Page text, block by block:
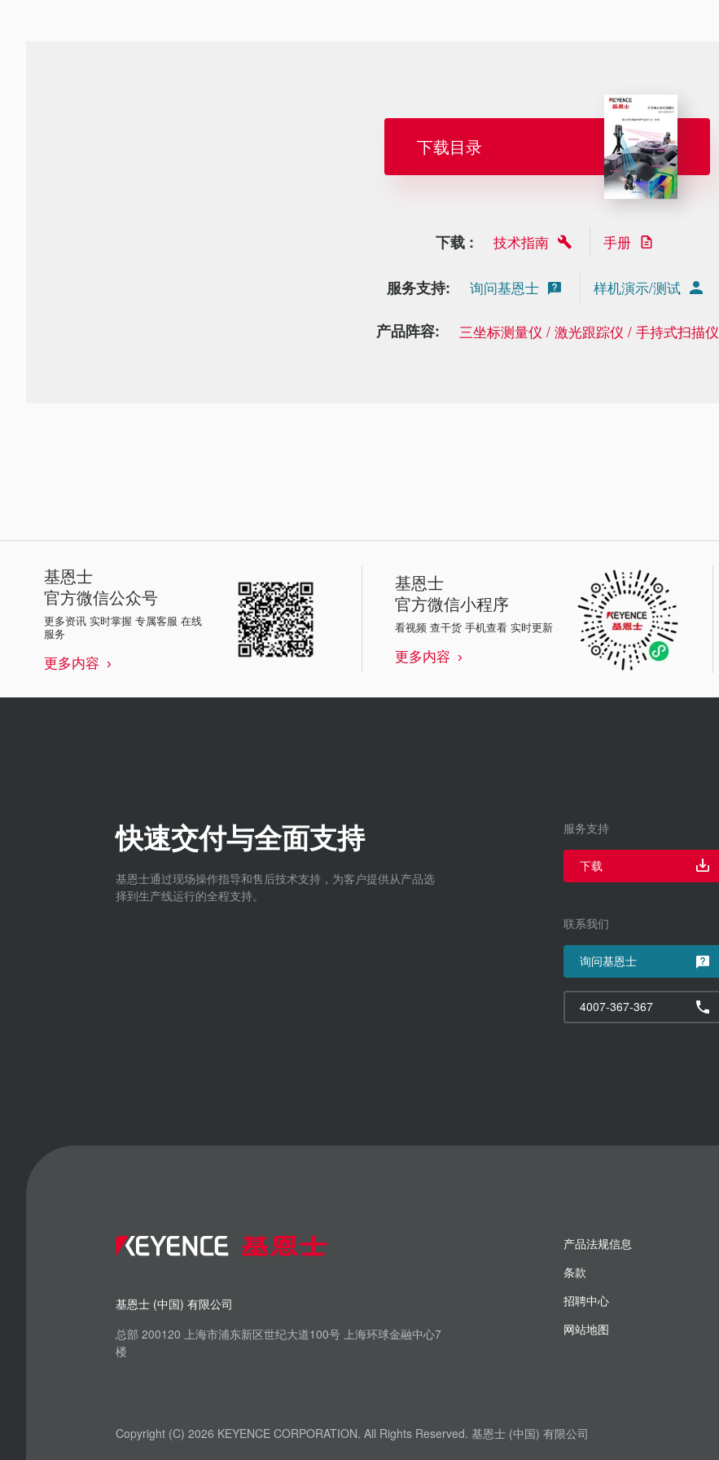
下载目录
下载 : 技术指南 手册
服务支持: 询问基恩士 样机演示/测试
产品阵容: 三坐标测量仪 / 激光跟踪仪 / 手持式扫描仪
基恩士
官方微信公众号
更多资讯 实时掌握 专属客服 在线
服务
更多内容
基恩士
官方微信小程序
看视频 查干货 手机查看 实时更新
更多内容
快速交付与全面支持
基恩士通过现场操作指导和售后技术支持，为客户提供从产品选
择到生产线运行的全程支持。
服务支持
下载
联系我们
询问基恩士
4007-367-367
基恩士 (中国) 有限公司
总部 200120 上海市浦东新区世纪大道100号 上海环球金融中心7
楼
产品法规信息
条款
招聘中心
网站地图
Copyright (C) 2026 KEYENCE CORPORATION. All Rights Reserved. 基恩士 (中国) 有限公司